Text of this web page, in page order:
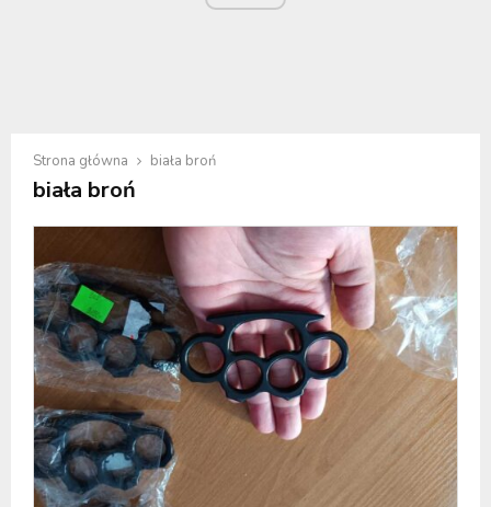
Strona główna biała broń
biała broń